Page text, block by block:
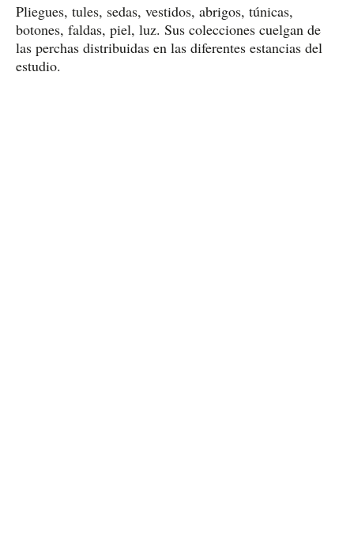
Pliegues, tules, sedas, vestidos, abrigos, túnicas,
botones, faldas, piel, luz. Sus colecciones cuelgan de
las perchas distribuidas en las diferentes estancias del
estudio.